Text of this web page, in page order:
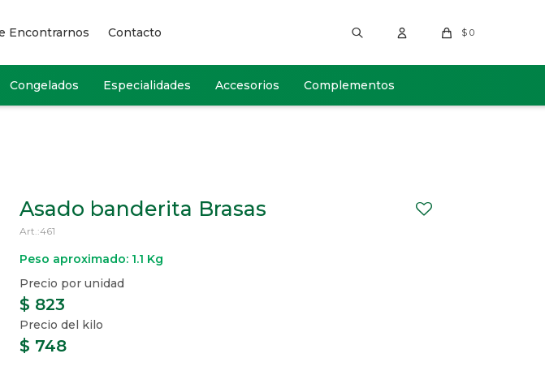
Congelados Especialidades Accesorios Complementos
$ 0
Encontrarnos Contacto
Asado banderita Brasas
461
Peso aproximado: 1.1 Kg
$ 748
$ 823